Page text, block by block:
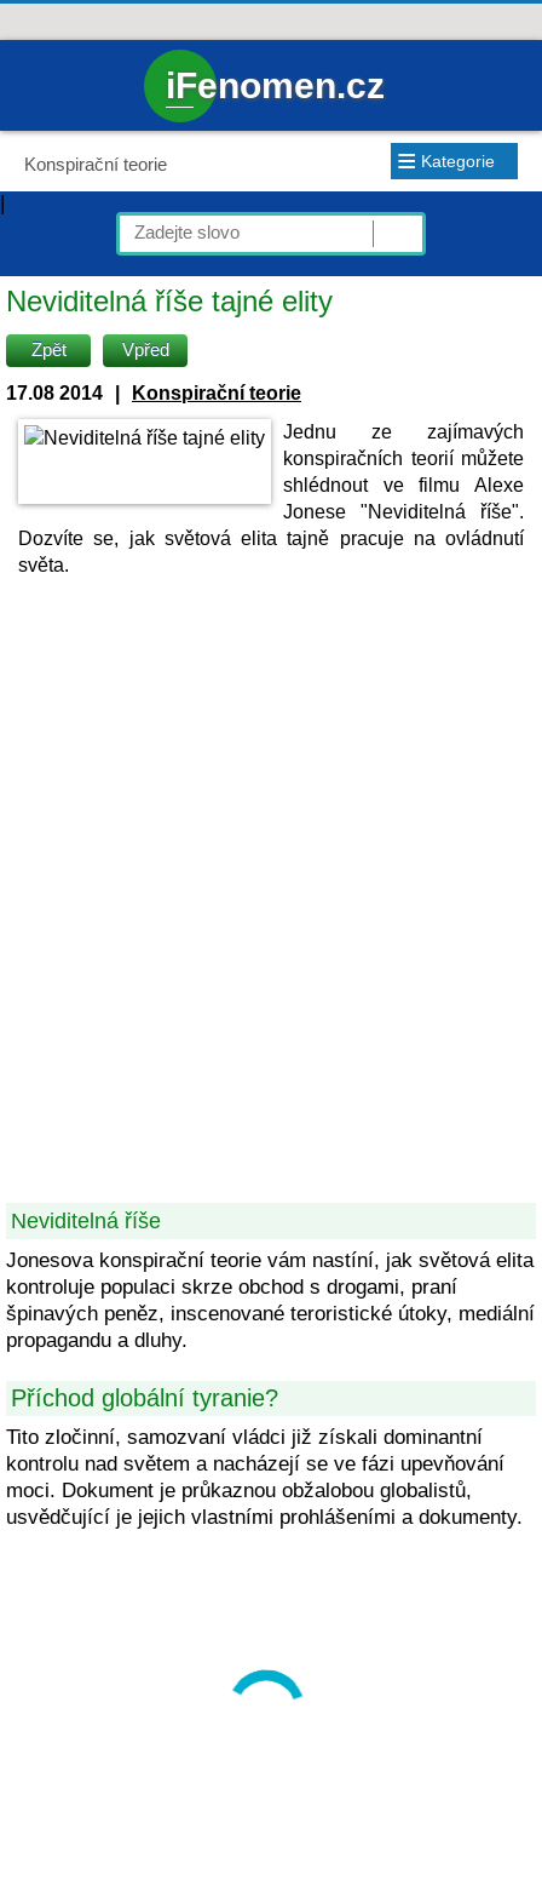
iFenomen.cz
Konspirační teorie ≡ Kategorie
|
Neviditelná říše tajné elity
Zpět Vpřed
17.08 2014
Konspirační teorie
Jednu ze zajímavých
konspiračních teorií můžete
shlédnout ve filmu Alexe
Jonese "Neviditelná říše".
Dozvíte se, jak světová elita tajně pracuje na ovládnutí
světa.
Neviditelná říše
Jonesova konspirační teorie vám nastíní, jak světová elita
kontroluje populaci skrze obchod s drogami, praní
špinavých peněz, inscenované teroristické útoky, mediální
propagandu a dluhy.
Příchod globální tyranie?
Tito zločinní, samozvaní vládci již získali dominantní
kontrolu nad světem a nacházejí se ve fázi upevňování
moci. Dokument je průkaznou obžalobou globalistů,
usvědčující je jejich vlastními prohlášeními a dokumenty.